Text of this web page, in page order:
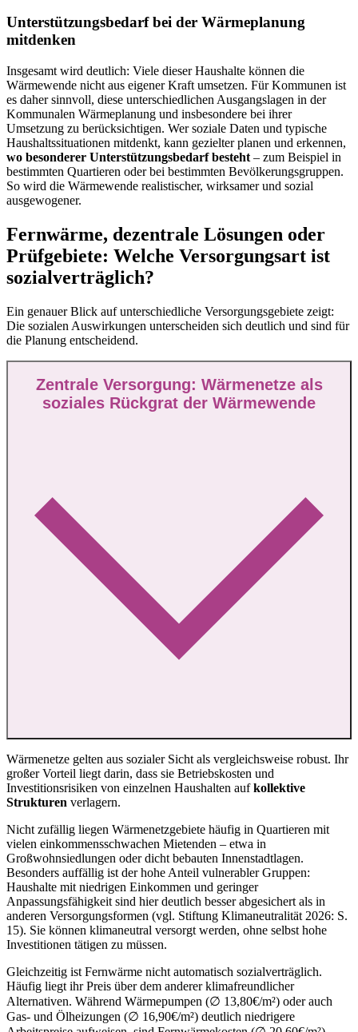
Unterstützungsbedarf bei der Wärmeplanung
mitdenken
Insgesamt wird deutlich: Viele dieser Haushalte können die
Wärmewende nicht aus eigener Kraft umsetzen. Für Kommunen ist
es daher sinnvoll, diese unterschiedlichen Ausgangslagen in der
Kommunalen Wärmeplanung und insbesondere bei ihrer
Umsetzung zu berücksichtigen. Wer soziale Daten und typische
Haushaltssituationen mitdenkt, kann gezielter planen und erkennen,
wo besonderer Unterstützungsbedarf besteht – zum Beispiel in
bestimmten Quartieren oder bei bestimmten Bevölkerungsgruppen.
So wird die Wärmewende realistischer, wirksamer und sozial
ausgewogener.
Fernwärme, dezentrale Lösungen oder
Prüfgebiete: Welche Versorgungsart ist
sozialverträglich?
Ein genauer Blick auf unterschiedliche Versorgungsgebiete zeigt:
Die sozialen Auswirkungen unterscheiden sich deutlich und sind für
die Planung entscheidend.
Zentrale Versorgung: Wärmenetze als
soziales Rückgrat der Wärmewende
Wärmenetze gelten aus sozialer Sicht als vergleichsweise robust. Ihr
großer Vorteil liegt darin, dass sie Betriebskosten und
Investitionsrisiken von einzelnen Haushalten aufkollektive
Strukturen verlagern.
Nicht zufällig liegen Wärmenetzgebiete häufig in Quartieren mit
vielen einkommensschwachen Mietenden – etwa in
Großwohnsiedlungen oder dicht bebauten Innenstadtlagen.
Besonders auffällig ist der hohe Anteil vulnerabler Gruppen:
Haushalte mit niedrigen Einkommen und geringer
Anpassungsfähigkeit sind hier deutlich besser abgesichert als in
anderen Versorgungsformen (vgl. Stiftung Klimaneutralität 2026: S.
15). Sie können klimaneutral versorgt werden, ohne selbst hohe
Investitionen tätigen zu müssen.
Gleichzeitig ist Fernwärme nicht automatisch sozialverträglich.
Häufig liegt ihr Preis über dem anderer klimafreundlicher
Alternativen. Während Wärmepumpen (∅ 13,80€/m²) oder auch
Gas- und Ölheizungen (∅ 16,90€/m²) deutlich niedrigere